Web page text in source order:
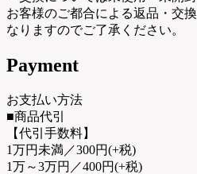
お客様のご都合による返品・交
なりますのでご了承ください。
Payment
お支払い方法
■商品代引
【代引手数料】
1万円未満／300円(+税)
1万～3万円／400円(+税)